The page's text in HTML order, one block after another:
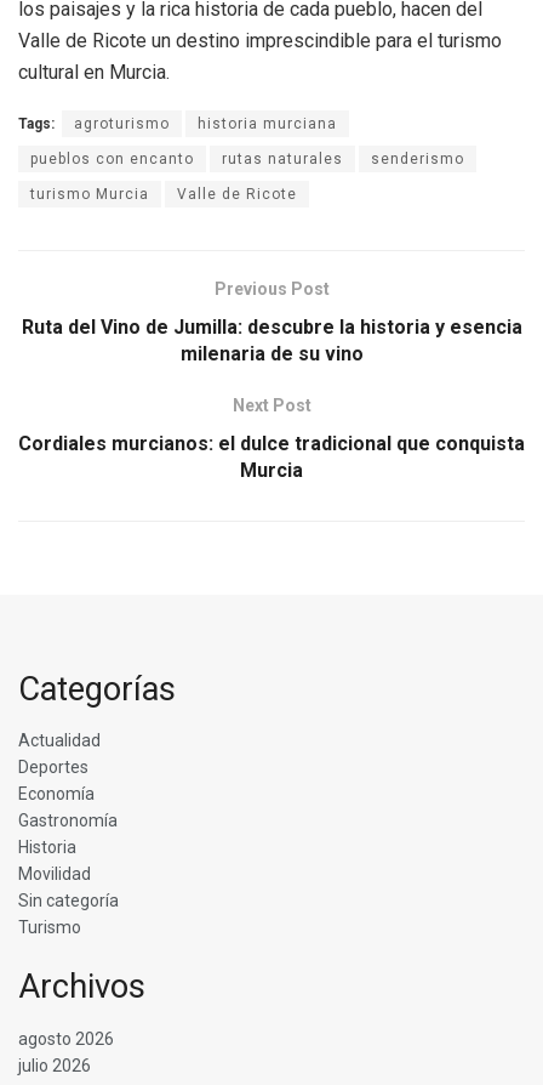
los paisajes y la rica historia de cada pueblo, hacen del
Valle de Ricote un destino imprescindible para el turismo
cultural en Murcia.
Tags: agroturismo historia murciana
pueblos con encanto rutas naturales senderismo
turismo Murcia Valle de Ricote
Previous Post
Ruta del Vino de Jumilla: descubre la historia y esencia
milenaria de su vino
Next Post
Cordiales murcianos: el dulce tradicional que conquista
Murcia
Categorías
Actualidad
Deportes
Economía
Gastronomía
Historia
Movilidad
Sin categoría
Turismo
Archivos
agosto 2026
julio 2026